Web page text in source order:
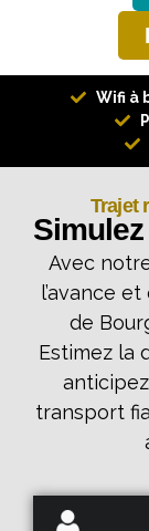
Wifi à
Trajet
Avec
l’avance
de
Estimez la
transport